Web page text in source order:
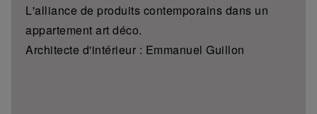
L'alliance de produits contemporains dans un
appartement art déco.
Architecte d'intérieur : Emmanuel Guillon